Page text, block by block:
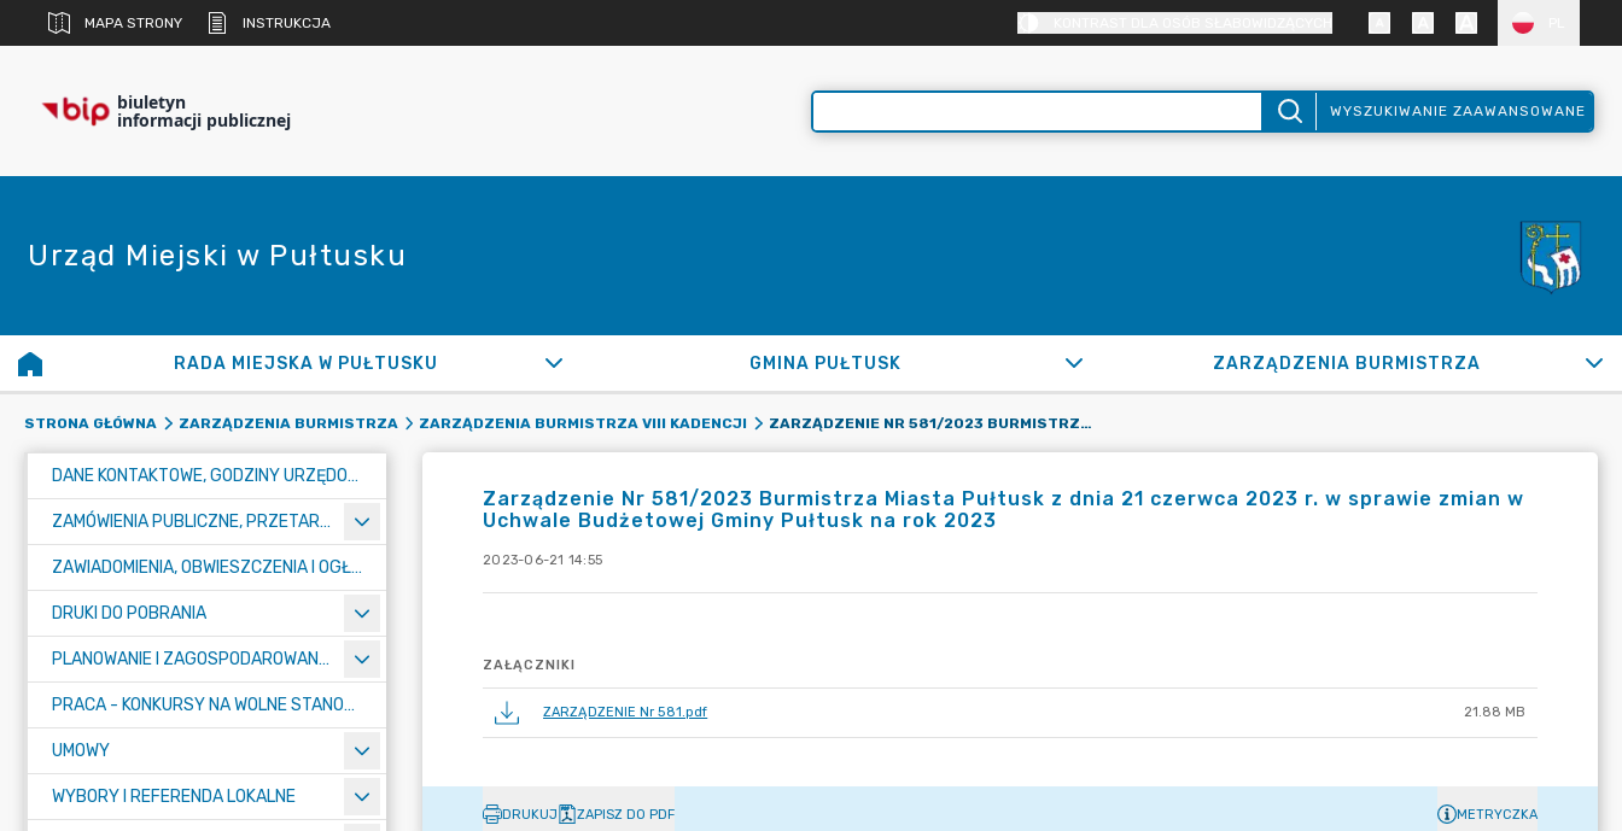
MAPA STRONY INSTRUKCJA
biuletyn
informacji publicznej WYSZUKIWANIE ZAAWANSOWANE
Urząd Miejski w Pułtusku
RADA MIEJSKA W PUŁTUSKU GMINA PUŁTUSK ZARZĄDZENIA BURMISTRZA
STRONA GŁÓWNA ZARZĄDZENIA BURMISTRZA ZARZĄDZENIA BURMISTRZA VIII KADENCJI ZARZĄDZENIE NR 581/2023 BURMISTRZA MIASTA PUŁTUSK Z DNIA 21 CZERWCA 2023 R. W SPRAWIE ZMIAN W UCHWALE BUDŻETOWEJ GMINY PUŁTUSK NA ROK 2023
DANE KONTAKTOWE, GODZINY URZĘDOWANIA I NUMER KONTA BANKOWEGO
ZAMÓWIENIA PUBLICZNE, PRZETARGI, KONKURSY
ZAWIADOMIENIA, OBWIESZCZENIA I OGŁOSZENIA
DRUKI DO POBRANIA
PLANOWANIE I ZAGOSPODAROWANIE PRZESTRZENNE
PRACA - KONKURSY NA WOLNE STANOWISKA
UMOWY
WYBORY I REFERENDA LOKALNE
Zarządzenie Nr 581/2023 Burmistrza Miasta Pułtusk z dnia 21 czerwca 2023 r. w sprawie zmian w
Uchwale Budżetowej Gminy Pułtusk na rok 2023
2023-06-21 14:55
ZAŁĄCZNIKI
ZARZĄDZENIE Nr 581.pdf 21.88 MB
DRUKUJ ZAPISZ DO PDF METRYCZKA